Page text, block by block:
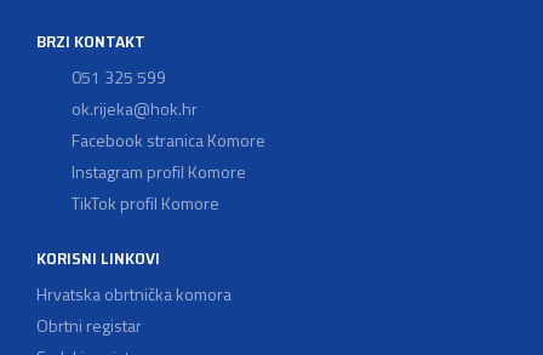
BRZI KONTAKT
051 325 599
ok.rijeka@hok.hr
Facebook stranica Komore
Instagram profil Komore
TikTok profil Komore
KORISNI LINKOVI
Hrvatska obrtnička komora
Obrtni registar